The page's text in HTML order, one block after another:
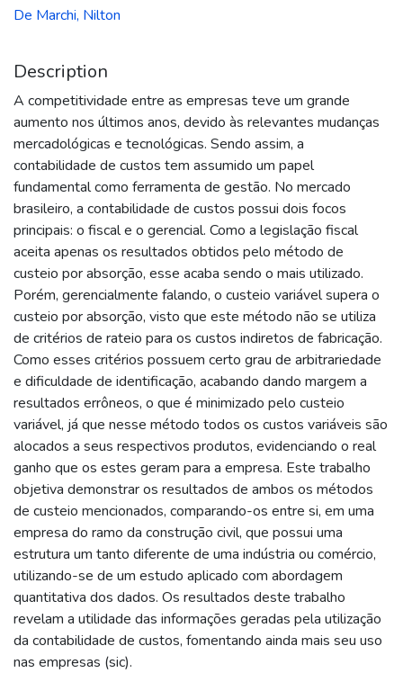
De Marchi, Nilton
Description
A competitividade entre as empresas teve um grande
aumento nos últimos anos, devido às relevantes mudanças
mercadológicas e tecnológicas. Sendo assim, a
contabilidade de custos tem assumido um papel
fundamental como ferramenta de gestão. No mercado
brasileiro, a contabilidade de custos possui dois focos
principais: o fiscal e o gerencial. Como a legislação fiscal
aceita apenas os resultados obtidos pelo método de
custeio por absorção, esse acaba sendo o mais utilizado.
Porém, gerencialmente falando, o custeio variável supera o
custeio por absorção, visto que este método não se utiliza
de critérios de rateio para os custos indiretos de fabricação.
Como esses critérios possuem certo grau de arbitrariedade
e dificuldade de identificação, acabando dando margem a
resultados errôneos, o que é minimizado pelo custeio
variável, já que nesse método todos os custos variáveis são
alocados a seus respectivos produtos, evidenciando o real
ganho que os estes geram para a empresa. Este trabalho
objetiva demonstrar os resultados de ambos os métodos
de custeio mencionados, comparando-os entre si, em uma
empresa do ramo da construção civil, que possui uma
estrutura um tanto diferente de uma indústria ou comércio,
utilizando-se de um estudo aplicado com abordagem
quantitativa dos dados. Os resultados deste trabalho
revelam a utilidade das informações geradas pela utilização
da contabilidade de custos, fomentando ainda mais seu uso
nas empresas (sic).